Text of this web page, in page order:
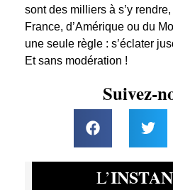
sont des milliers à s’y
France, d’Amérique ou du
une seule règle : s’éclater
Et sans modération !
Suivez-
L’